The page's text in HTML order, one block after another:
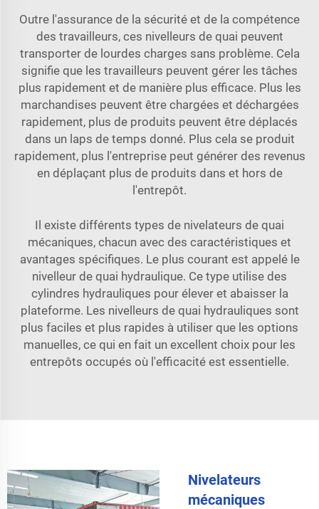
Outre l'assurance de la sécurité et de la compétence
des travailleurs, ces nivelleurs de quai peuvent
transporter de lourdes charges sans problème. Cela
signifie que les travailleurs peuvent gérer les tâches
plus rapidement et de manière plus efficace. Plus les
marchandises peuvent être chargées et déchargées
rapidement, plus de produits peuvent être déplacés
dans un laps de temps donné. Plus cela se produit
rapidement, plus l'entreprise peut générer des revenus
en déplaçant plus de produits dans et hors de
l'entrepôt.
Il existe différents types de nivelateurs de quai
mécaniques, chacun avec des caractéristiques et
avantages spécifiques. Le plus courant est appelé le
nivelleur de quai hydraulique. Ce type utilise des
cylindres hydrauliques pour élever et abaisser la
plateforme. Les nivelleurs de quai hydrauliques sont
plus faciles et plus rapides à utiliser que les options
manuelles, ce qui en fait un excellent choix pour les
entrepôts occupés où l'efficacité est essentielle.
Nivelateurs
mécaniques